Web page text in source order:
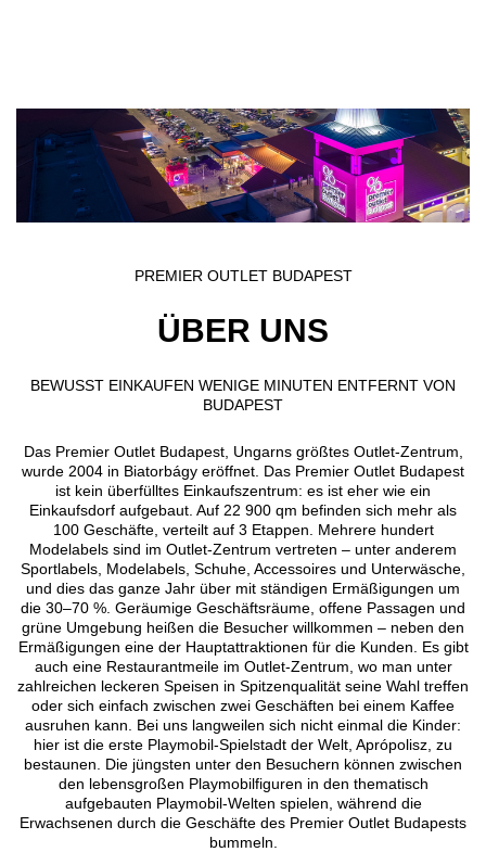
PREMIER OUTLET BUDAPEST
ÜBER UNS
BEWUSST EINKAUFEN WENIGE MINUTEN ENTFERNT VON
BUDAPEST
Das Premier Outlet Budapest, Ungarns größtes Outlet-Zentrum,
wurde 2004 in Biatorbágy eröffnet. Das Premier Outlet Budapest
ist kein überfülltes Einkaufszentrum: es ist eher wie ein
Einkaufsdorf aufgebaut. Auf 22 900 qm befinden sich mehr als
100 Geschäfte, verteilt auf 3 Etappen. Mehrere hundert
Modelabels sind im Outlet-Zentrum vertreten – unter anderem
Sportlabels, Modelabels, Schuhe, Accessoires und Unterwäsche,
und dies das ganze Jahr über mit ständigen Ermäßigungen um
die 30–70 %. Geräumige Geschäftsräume, offene Passagen und
grüne Umgebung heißen die Besucher willkommen – neben den
Ermäßigungen eine der Hauptattraktionen für die Kunden. Es gibt
auch eine Restaurantmeile im Outlet-Zentrum, wo man unter
zahlreichen leckeren Speisen in Spitzenqualität seine Wahl treffen
oder sich einfach zwischen zwei Geschäften bei einem Kaffee
ausruhen kann. Bei uns langweilen sich nicht einmal die Kinder:
hier ist die erste Playmobil-Spielstadt der Welt, Aprópolisz, zu
bestaunen. Die jüngsten unter den Besuchern können zwischen
den lebensgroßen Playmobilfiguren in den thematisch
aufgebauten Playmobil-Welten spielen, während die
Erwachsenen durch die Geschäfte des Premier Outlet Budapests
bummeln.